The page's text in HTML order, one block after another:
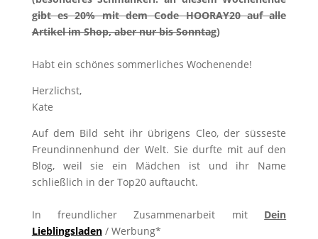
gibt es 20% mit dem Code HOORAY20 auf alle
Artikel im Shop, aber nur bis Sonntag)
Habt ein schönes sommerliches Wochenende!
Herzlichst,
Kate
Auf dem Bild seht ihr übrigens Cleo, der süsseste
Freundinnenhund der Welt. Sie durfte mit auf den
Blog, weil sie ein Mädchen ist und ihr Name
schließlich in der Top20 auftaucht.
In freundlicher Zusammenarbeit mit Dein
Lieblingsladen/ Werbung*